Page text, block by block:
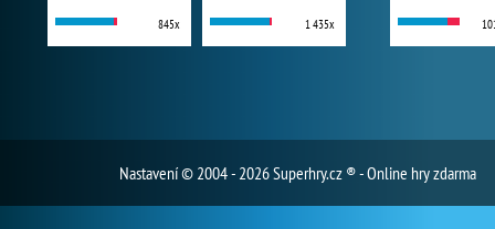
845x 1 435x
Nastavení© 2004 - 2026 Superhry.cz ® - Online hry zdarma